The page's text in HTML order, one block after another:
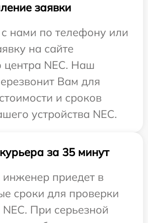
заявки
нами по телефону или
на сайте
центра NEC. Наш
Вам для
и сроков
устройства NEC.
за 35 минут
приедет в
сроки для проверки
NEC. При серьезной